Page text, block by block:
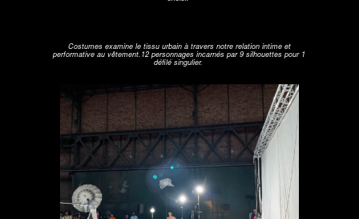
Costumes examine le tissu urbain à travers notre relation intime et
performative au vêtement.12 personnages incarnés par 9 silhouettes pour 1
défilé singulier.